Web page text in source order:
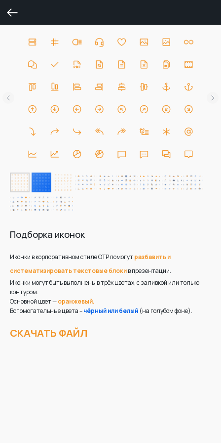
Подборка иконок
Иконки в корпоративном стиле ОТР помогутразбавить и
систематизировать текстовые блокив презентации.
Иконки могут быть выполнены в трёх цветах, с заливкой или только
контуром.
Основной цвет —оранжевый.
Вспомогательные цвета –чёрный или белый (на голубом фоне).
СКАЧАТЬ ФАЙЛ